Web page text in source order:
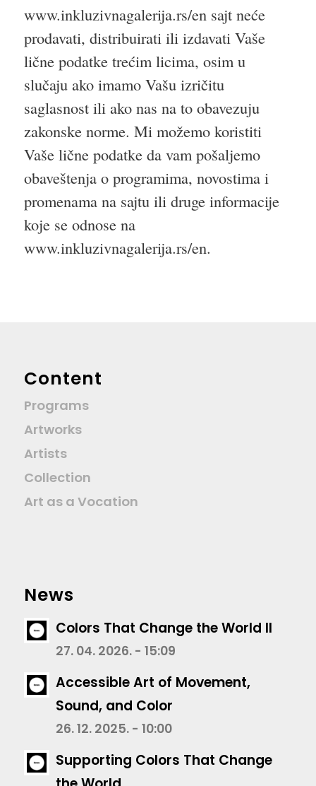
www.inkluzivnagalerija.rs/en sajt neće
prodavati, distribuirati ili izdavati Vaše
lične podatke trećim licima, osim u
slučaju ako imamo Vašu izričitu
saglasnost ili ako nas na to obavezuju
zakonske norme. Mi možemo koristiti
Vaše lične podatke da vam pošaljemo
obaveštenja o programima, novostima i
promenama na sajtu ili druge informacije
koje se odnose na
www.inkluzivnagalerija.rs/en.
Content
Programs
Artworks
Artists
Collection
Art as a Vocation
News
Colors That Change the World II
27. 04. 2026. - 15:09
Accessible Art of Movement,
Sound, and Color
26. 12. 2025. - 10:00
Supporting Colors That Change